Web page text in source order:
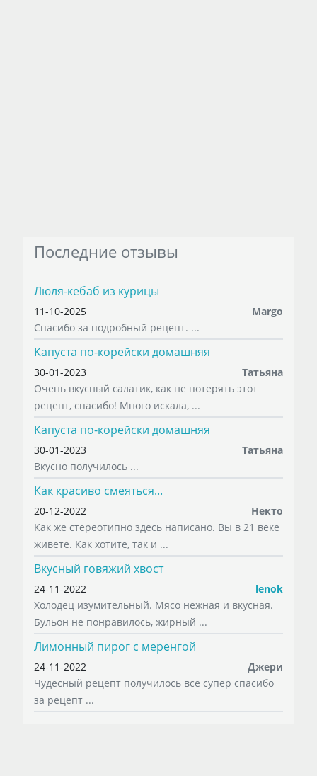
Последние отзывы
Люля-кебаб из курицы
11-10-2025
Margo
Спасибо за подробный рецепт. ...
Капуста по-корейски домашняя
30-01-2023
Татьяна
Очень вкусный салатик, как не потерять этот
рецепт, спасибо! Много искала, ...
Капуста по-корейски домашняя
30-01-2023
Татьяна
Вкусно получилось ...
Как красиво смеяться...
20-12-2022
Некто
Как же стереотипно здесь написано. Вы в 21 веке
живете. Как хотите, так и ...
Вкусный говяжий хвост
24-11-2022
lenok
Холодец изумительный. Мясо нежная и вкусная.
Бульон не понравилось, жирный ...
Лимонный пирог с меренгой
24-11-2022
Джери
Чудесный рецепт получилось все супер спасибо
за рецепт ...